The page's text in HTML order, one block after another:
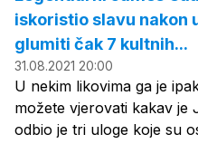
iskoristio slavu nakon
glumiti čak 7 kultnih...
31.08.2021 20:00
U nekim likovima ga je
možete vjerovati kakav je
odbio je tri uloge koje su